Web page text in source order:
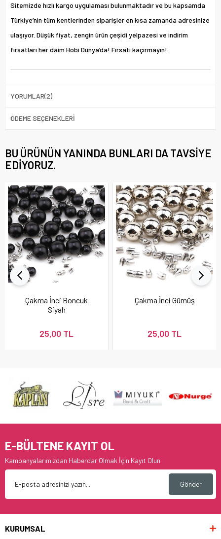
Sitemizde hızlı kargo uygulaması bulunmaktadır ve bu kapsamda
Türkiye’nin tüm kentlerinden siparişler en kısa zamanda adresinize
ulaşıyor. Düşük fiyat, zengin ürün çeşidi yelpazesi ve indirim
fırsatları her daim Hobi Dünya’da! Fırsatı kaçırmayın!
YORUMLAR(2)
ÖDEME SEÇENEKLERI
BU ÜRÜNÜN YANINDA BUNLARI DA TAVSIYE
EDIYORUZ.
Çakma İnci Boncuk
Siyah
25,00 TL
Çakma İnci Gümüş
25,00 TL
E-BÜLTENE KAYIT OL
Kampanyalarımızdan Haberdar Olmak İçin Kayıt Olun
Gönder
KURUMSAL